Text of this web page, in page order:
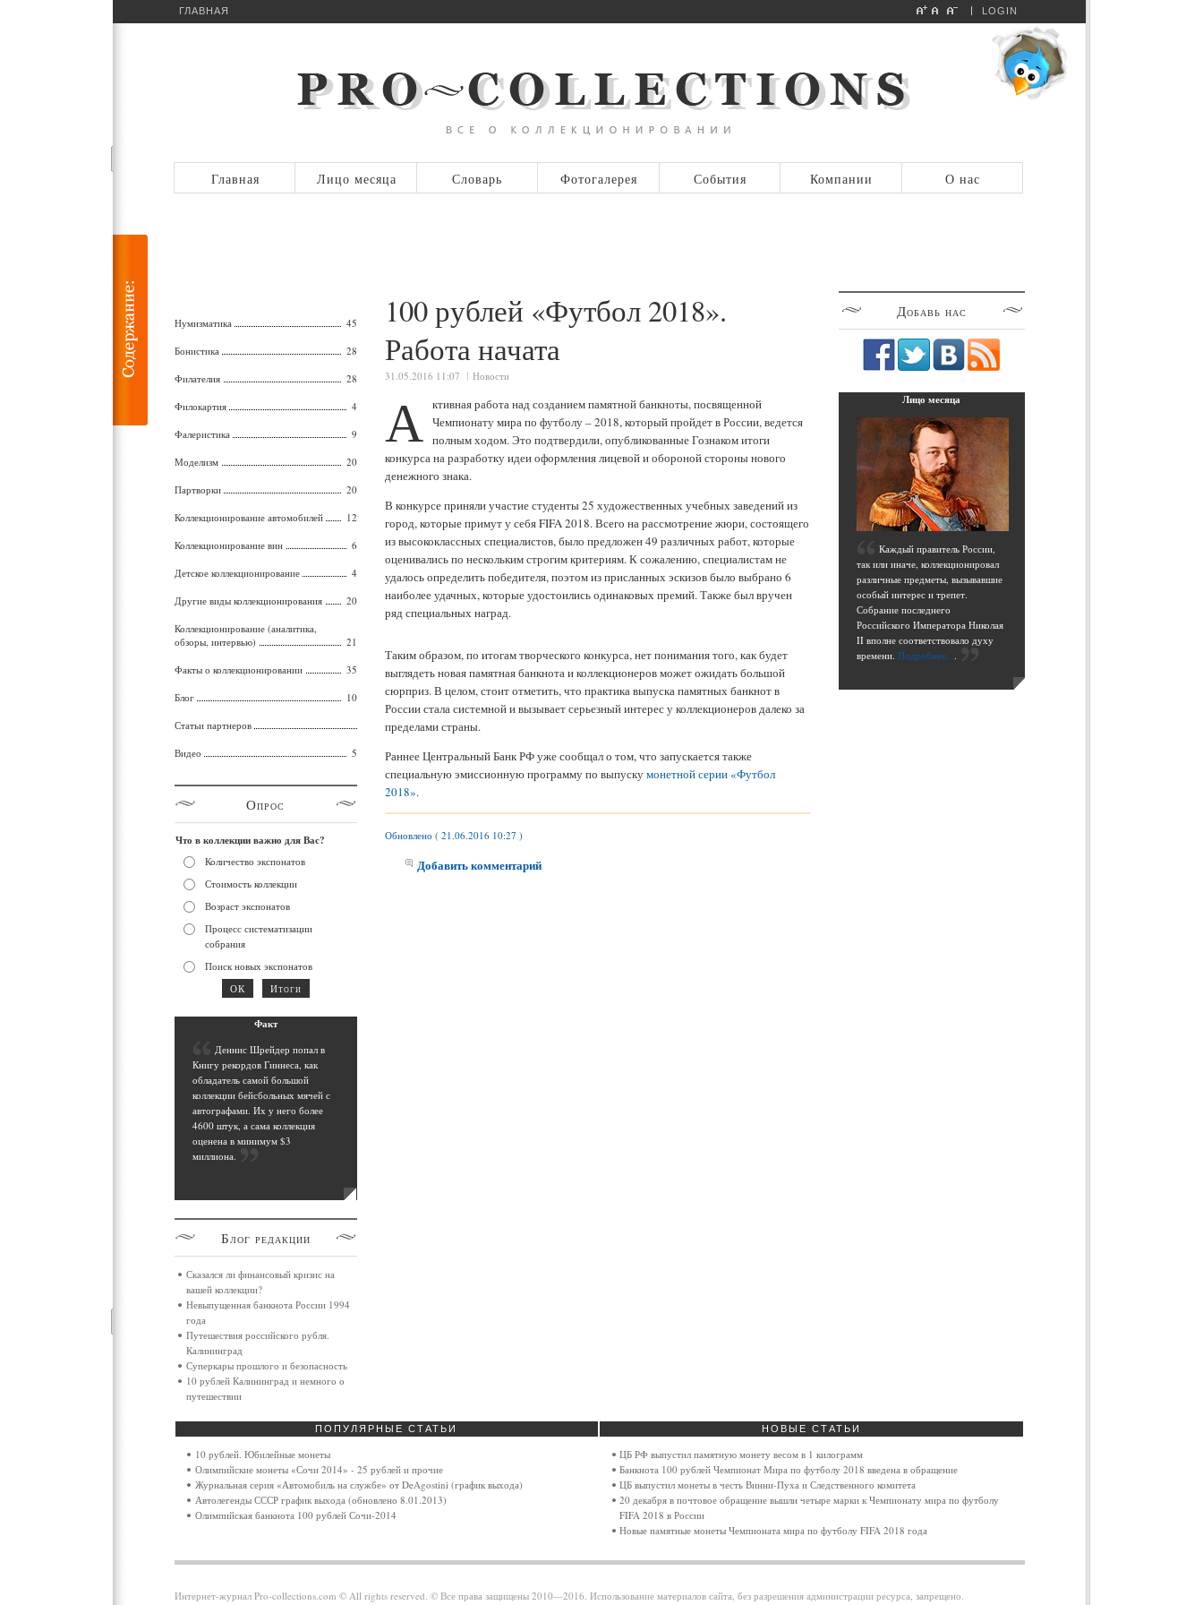
ГЛАВНАЯ LOGIN
Главная Лицо месяца Словарь Фотогалерея События Компании О нас
100 рублей «Футбол 2018».
Работа начата
31.05.2016 11:07 Новости
А ктивная работа над созданием памятной банкноты, посвященной
Чемпионату мира по футболу – 2018, который пройдет в России, ведется
полным ходом. Это подтвердили, опубликованные Гознаком итоги
конкурса на разработку идеи оформления лицевой и обороной стороны нового
денежного знака.
В конкурсе приняли участие студенты 25 художественных учебных заведений из
город, которые примут у себя FIFA 2018. Всего на рассмотрение жюри, состоящего
из высококлассных специалистов, было предложен 49 различных работ, которые
оценивались по нескольким строгим критериям. К сожалению, специалистам не
удалось определить победителя, поэтом из присланных эскизов было выбрано 6
наиболее удачных, которые удостоились одинаковых премий. Также был вручен
ряд специальных наград.
Таким образом, по итогам творческого конкурса, нет понимания того, как будет
выглядеть новая памятная банкнота и коллекционеров может ожидать большой
сюрприз. В целом, стоит отметить, что практика выпуска памятных банкнот в
России стала системной и вызывает серьезный интерес у коллекционеров далеко за
пределами страны.
Раннее Центральный Банк РФ уже сообщал о том, что запускается также
специальную эмиссионную программу по выпускумонетной серии «Футбол
2018».
Обновлено ( 21.06.2016 10:27 )
Добавить комментарий
Нумизматика 45
Бонистика 28
Филателия 28
Филокартия 4
Фалеристика 9
Моделизм 20
Партворки 20
Коллекционирование автомобилей 12
Коллекционирование вин 6
Детское коллекционирование 4
Другие виды коллекционирования 20
Коллекционирование (аналитика,
обзоры, интервью)
21
Факты о коллекционировании 35
Блог 10
Статьи партнеров
Видео 5
Опрос
Что в коллекции важно для Вас?
Количество экспонатов
Стоимость коллекции
Возраст экспонатов
Процесс систематизации
собрания
Поиск новых экспонатов
Факт
Деннис Шрейдер попал в
Книгу рекордов Гиннеса, как
обладатель самой большой
коллекции бейсбольных мячей с
автографами. Их у него более
4600 штук, а сама коллекция
оценена в минимум $3
миллиона.
Блог редакции
Сказался ли финансовый кризис на
вашей коллекции?
Невыпущенная банкнота России 1994
года
Путешествия российского рубля.
Калининград
Суперкары прошлого и безопасность
10 рублей Калининград и немного о
путешествии
Добавь нас
Лицо месяца
Каждый правитель России,
так или иначе, коллекционировал
различные предметы, вызывавшие
особый интерес и трепет.
Собрание последнего
Российского Императора Николая
II вполне соответствовало духу
времени. Подробнее....
ПОПУЛЯРНЫЕ СТАТЬИ
10 рублей. Юбилейные монеты
Олимпийские монеты «Сочи 2014» - 25 рублей и прочие
Журнальная серия «Автомобиль на службе» от DeAgostini (график выхода)
Автолегенды СССР график выхода (обновлено 8.01.2013)
Олимпийская банкнота 100 рублей Сочи-2014
НОВЫЕ СТАТЬИ
ЦБ РФ выпустил памятную монету весом в 1 килограмм
Банкнота 100 рублей Чемпионат Мира по футболу 2018 введена в обращение
ЦБ выпустил монеты в честь Винни-Пуха и Следственного комитета
20 декабря в почтовое обращение вышли четыре марки к Чемпионату мира по футболу
FIFA 2018 в России
Новые памятные монеты Чемпионата мира по футболу FIFA 2018 года
Интернет-журнал Pro-collections.com © All rights reserved. © Все права защищены 2010—2016. Использование материалов сайта, без разрешения администрации ресурса, запрещено.